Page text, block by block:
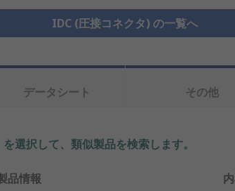
IDC (圧接コネクタ) の一覧へ
データシート その他
選択して、類似製品を検索します。
品情報